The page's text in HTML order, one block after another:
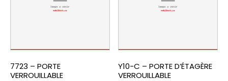
7723 – PORTE
VERROUILLABLE
Y10-C – PORTE D’ÉTAGÈRE
VERROUILLABLE